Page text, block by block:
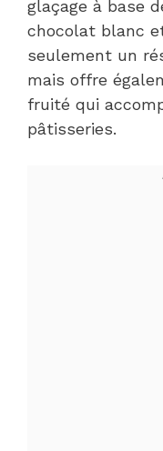
glaçage à base
chocolat blanc
seulement un
mais offre
fruité qui
pâtisseries.